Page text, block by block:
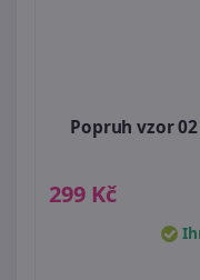
Popruh vzor
299 Kč